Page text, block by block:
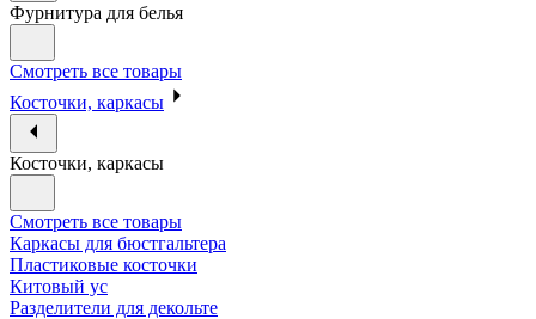
Фурнитура для белья
Смотреть все товары
Косточки, каркасы
Косточки, каркасы
Смотреть все товары
Каркасы для бюстгальтера
Пластиковые косточки
Китовый ус
Разделители для декольте